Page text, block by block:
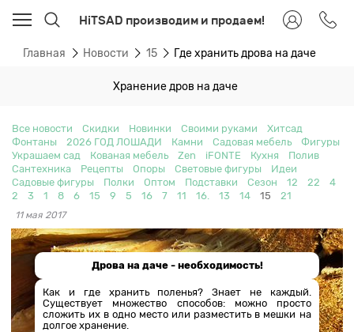
HiTSAD производим и продаем!
Главная Новости 15 Где хранить дрова на даче
Хранение дров на даче
Все новости Скидки Новинки Своими руками
Хитсад
Фонтаны
2026 ГОД ЛОШАДИ Камни Садовая мебель
Фигуры
Украшаем сад
Кованая мебель Zen iFONTE Кухня
Полив
Сантехника
Рецепты Опоры Световые фигуры
Идеи
Садовые фигуры
Полки Оптом Подставки Сезон 12 22
4
2
3 1 8 6 15 9 5 16 7 11 16. 13 14 15 21
11 мая 2017
Дрова на даче - необходимость!
Как и где хранить поленья? Знает не каждый.
Существует множество способов: можно просто
сложить их в одно место или разместить в мешки на
долгое хранение.